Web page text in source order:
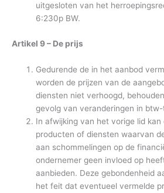
uitgesloten van het
6:230p BW.
Artikel 9 – De prijs
Gedurende de in het aanbod
worden de prijzen van de
diensten niet verhoogd,
gevolg van veranderingen in
In afwijking van het vorige lid kan
producten of diensten waarvan
aan schommelingen op de
ondernemer geen invloed op
aanbieden. Deze gebondenheid
het feit dat eventueel vermelde